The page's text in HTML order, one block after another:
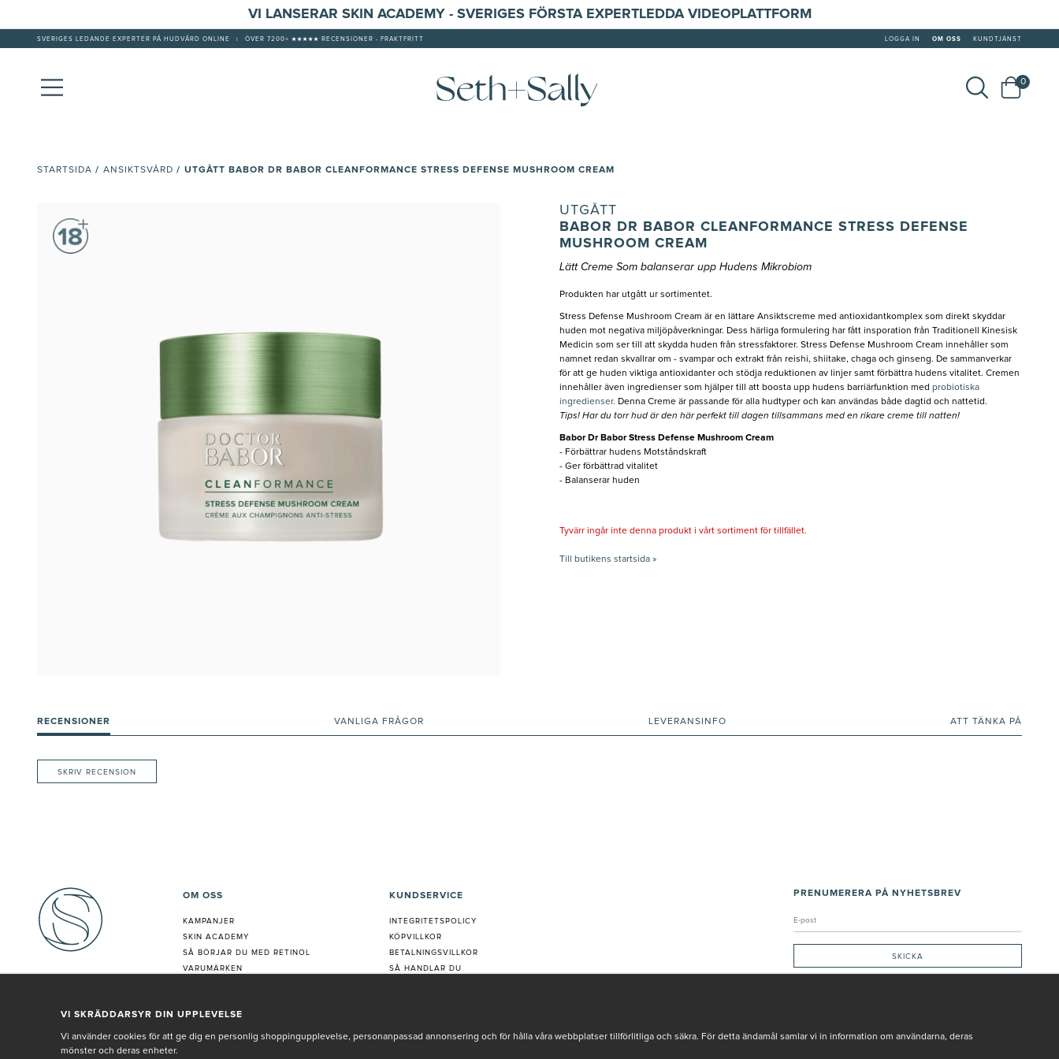
VI LANSERAR SKIN ACADEMY - SVERIGES FÖRSTA EXPERTLEDDA VIDEOPLATTFORM
SVERIGES LEDANDE EXPERTER PÅ HUDVÅRD ONLINE ÖVER 7200+ ★★★★★ RECENSIONER - FRAKTFRITT LOGGA IN OM OSS KUNDTJÄNST
0
STARTSIDA / ANSIKTSVÅRD / UTGÅTT BABOR DR BABOR CLEANFORMANCE STRESS DEFENSE MUSHROOM CREAM
UTGÅTT
BABOR DR BABOR CLEANFORMANCE STRESS DEFENSE
MUSHROOM CREAM
Lätt Creme Som balanserar upp Hudens Mikrobiom
Produkten har utgått ur sortimentet.
Stress Defense Mushroom Cream är en lättare Ansiktscreme med antioxidantkomplex som direkt skyddar
huden mot negativa miljöpåverkningar. Dess härliga formulering har fått insporation från Traditionell Kinesisk
Medicin som ser till att skydda huden från stressfaktorer. Stress Defense Mushroom Cream innehåller som
namnet redan skvallrar om - svampar och extrakt från reishi, shiitake, chaga och ginseng. De sammanverkar
för att ge huden viktiga antioxidanter och stödja reduktionen av linjer samt förbättra hudens vitalitet. Cremen
innehåller även ingredienser som hjälper till att boosta upp hudens barriärfunktion med probiotiska
ingredienser. Denna Creme är passande för alla hudtyper och kan användas både dagtid och nattetid.
Tips! Har du torr hud är den här perfekt till dagen tillsammans med en rikare creme till natten!
Babor Dr Babor Stress Defense Mushroom Cream
- Förbättrar hudens Motståndskraft
- Ger förbättrad vitalitet
- Balanserar huden
Tyvärr ingår inte denna produkt i vårt sortiment för tillfället.
Till butikens startsida »
RECENSIONER VANLIGA FRÅGOR LEVERANSINFO ATT TÄNKA PÅ
SKRIV RECENSION
OM OSS
KAMPANJER
SKIN ACADEMY
SÅ BÖRJAR DU MED RETINOL
VARUMÄRKEN
VÅR PERSONAL
KUNDSERVICE
INTEGRITETSPOLICY
KÖPVILLKOR
BETALNINGSVILLKOR
SÅ HANDLAR DU
REKLAMATION
PRENUMERERA PÅ NYHETSBREV
VI SKRÄDDARSYR DIN UPPLEVELSE
Vi använder cookies för att ge dig en personlig shoppingupplevelse, personanpassad annonsering och för hålla våra webbplatser tillförlitliga och säkra. För detta ändamål samlar vi in information om användarna, deras
mönster och deras enheter.